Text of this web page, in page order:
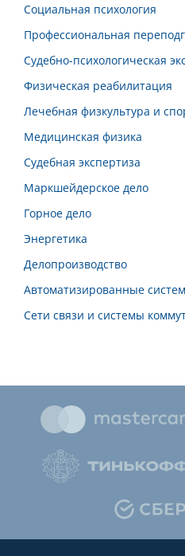
Социальная психология
Профессиональная
Судебно-психологическая
Физическая реабилитация
Лечебная физкультура и
Медицинская физика
Судебная экспертиза
Маркшейдерское дело
Горное дело
Энергетика
Делопроизводство
Автоматизированные
Сети связи и системы